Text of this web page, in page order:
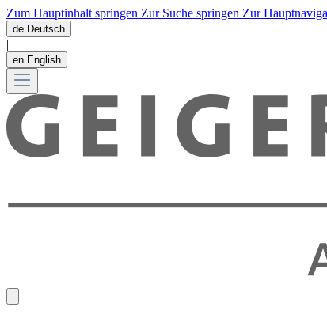
Zum Hauptinhalt springen Zur Suche springen Zur
de Deutsch
|
en English